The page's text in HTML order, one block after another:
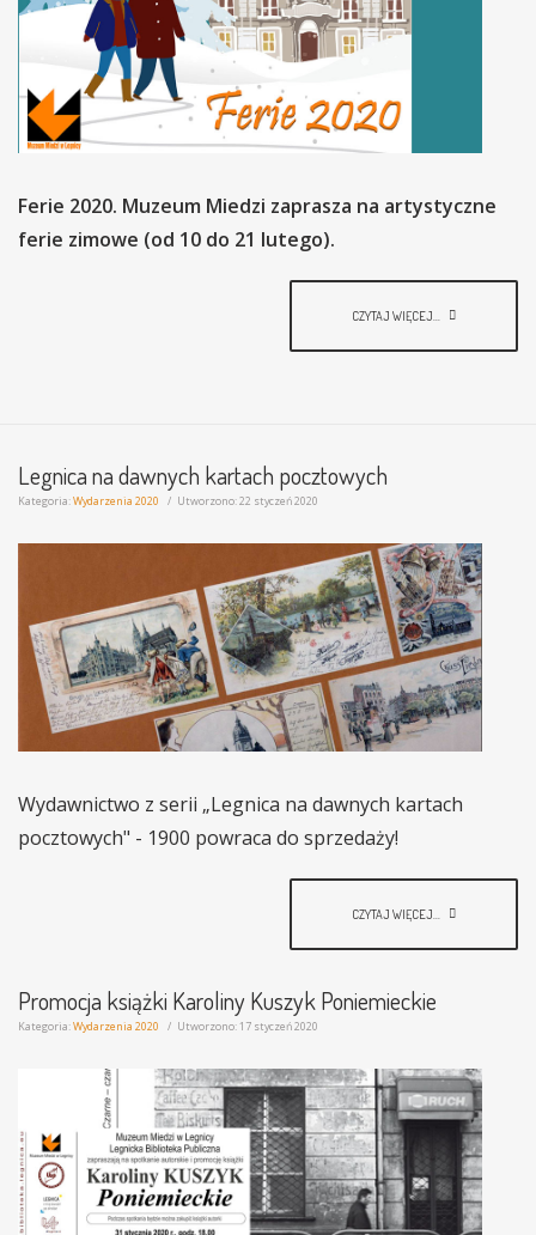
Ferie 2020. Muzeum Miedzi zaprasza na artystyczne
ferie zimowe (od 10 do 21 lutego).
CZYTAJ WIĘCEJ...
Legnica na dawnych kartach pocztowych
Kategoria:Wydarzenia 2020 Utworzono: 22 styczeń 2020
Wydawnictwo z serii „Legnica na dawnych kartach
pocztowych" - 1900 powraca do sprzedaży!
CZYTAJ WIĘCEJ...
Promocja książki Karoliny Kuszyk Poniemieckie
Kategoria:Wydarzenia 2020 Utworzono: 17 styczeń 2020